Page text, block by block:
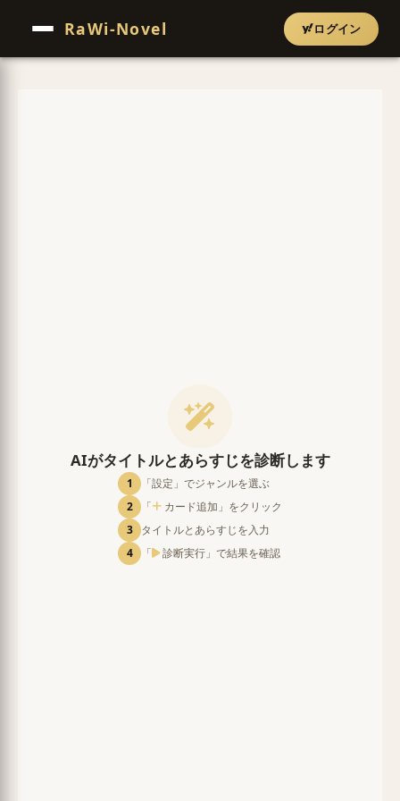
RaWi-Novel ログイン
AIがタイトルとあらすじを診断します
1
「設定」でジャンルを選ぶ
2
「
カード追加」をクリック
3
タイトルとあらすじを入力
4
「 診断実行」で結果を確認